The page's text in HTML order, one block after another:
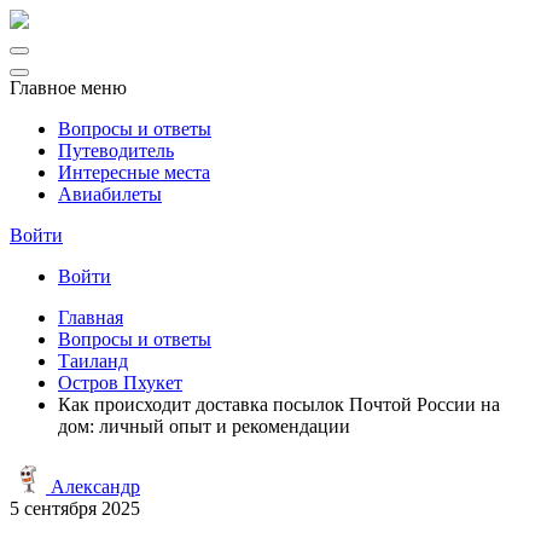
Главное меню
Вопросы и ответы
Путеводитель
Интересные места
Авиабилеты
Войти
Войти
Главная
Вопросы и ответы
Таиланд
Остров Пхукет
Как происходит доставка посылок Почтой России на
дом: личный опыт и рекомендации
Александр
5 сентября 2025